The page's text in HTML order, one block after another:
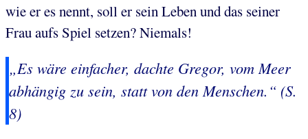
wie er es nennt, soll er sein Leben und das seiner
Frau aufs Spiel setzen? Niemals!
„Es wäre einfacher, dachte Gregor, vom Meer
abhängig zu sein, statt von den Menschen.“ (S.
8)